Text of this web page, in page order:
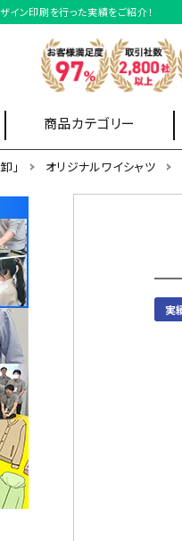
イン印刷を行った実績をご紹介！
商品カテゴリー
選ぶ
選ぶ
ら選ぶ
ーから選ぶ
」 オリジナルワイシャツ
実